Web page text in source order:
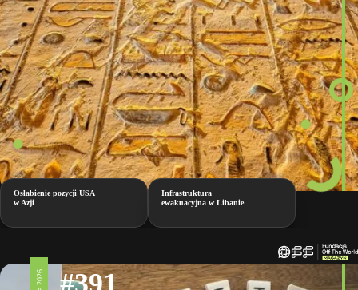
Osłabienie pozycji USA
w Azji
Infrastruktura
ewakuacyjna w Libanie